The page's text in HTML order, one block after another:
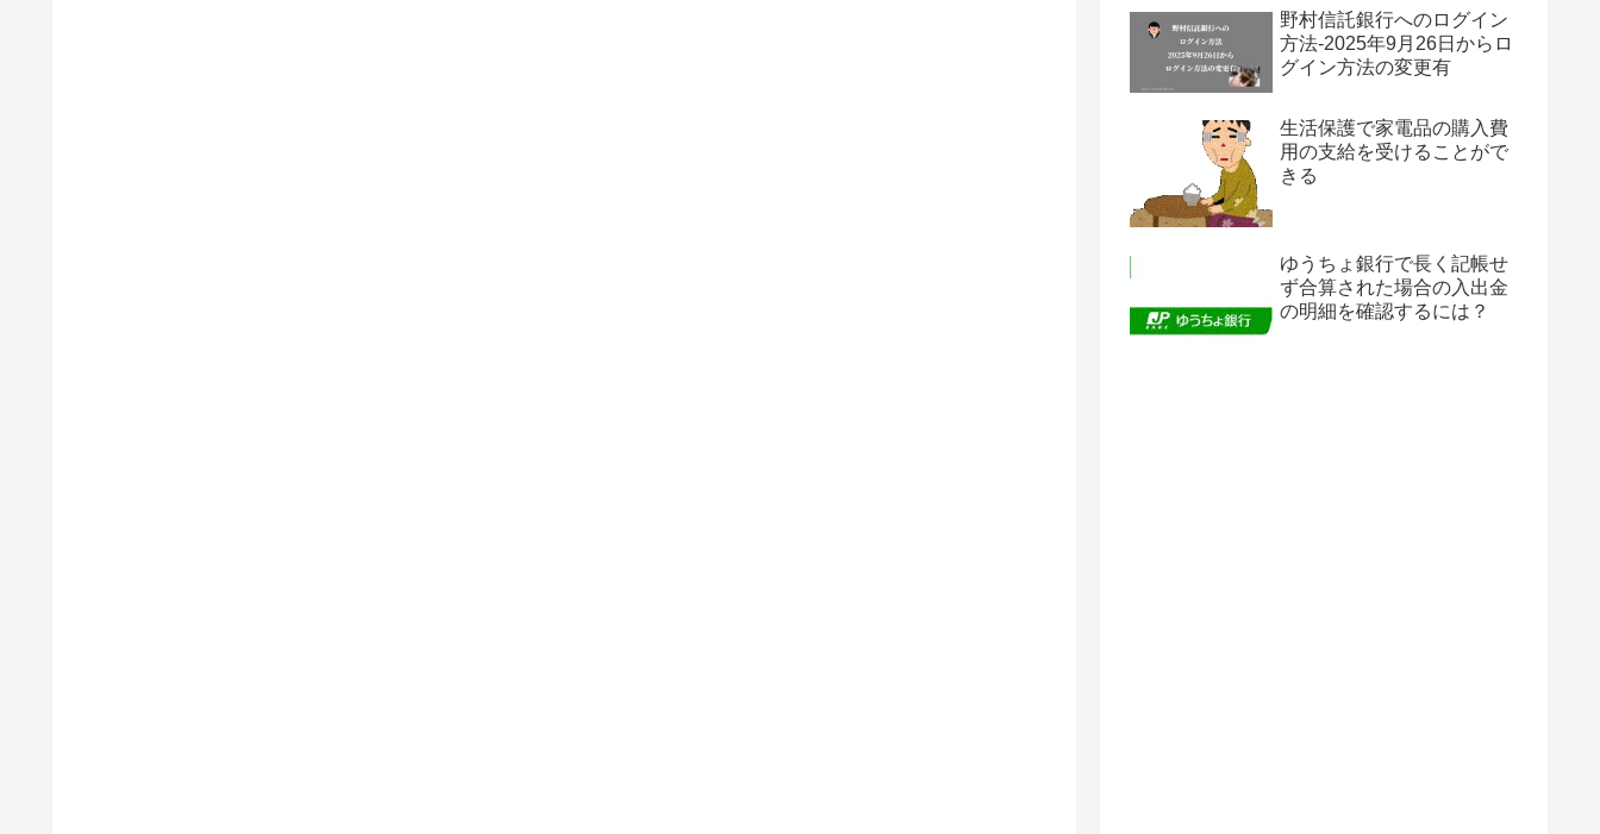
野村信託銀行へのログイン
方法-2025年9月26日からロ
グイン方法の変更有
生活保護で家電品の購入費
用の支給を受けることがで
きる
ゆうちょ銀行で長く記帳せ
ず合算された場合の入出金
の明細を確認するには？